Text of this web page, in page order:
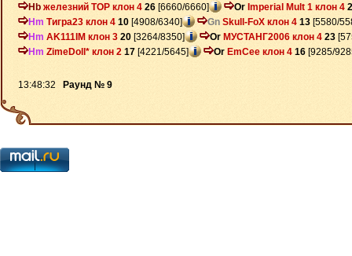
Hb железний ТОР клон 4 26 [6660/6660] Or Imperial Mult 1 клон 4
Hm Тигра23 клон 4 10 [4908/6340] Gn Skull-FoX клон 4 13 [5580/
Hm AK111IM клон 3 20 [3264/8350] Or МУСТАНГ2006 клон 4 23
Hm ZimeDoll* клон 2 17 [4221/5645] Or EmCee клон 4 16 [9285/
13:48:32 Раунд № 9